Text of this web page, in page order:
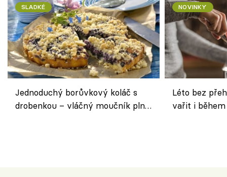
SLADKÉ
Jednoduchý borůvkový koláč s
drobenkou – vláčný moučník plný
NOVINKY
Léto bez
vařit i